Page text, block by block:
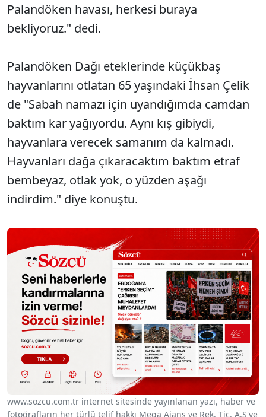
Palandöken havası, herkesi buraya
bekliyoruz." dedi.
Palandöken Dağı eteklerinde küçükbaş
hayvanlarını otlatan 65 yaşındaki İhsan Çelik
de "Sabah namazı için uyandığımda camdan
baktım kar yağıyordu. Aynı kış gibiydi,
hayvanlara verecek samanım da kalmadı.
Hayvanları dağa çıkaracaktım baktım etraf
bembeyaz, otlak yok, o yüzden aşağı
indirdim." diye konuştu.
www.sozcu.com.tr internet sitesinde yayınlanan yazı, haber ve
fotoğrafların her türlü telif hakkı Mega Ajans ve Rek. Tic. A.Ş'ye